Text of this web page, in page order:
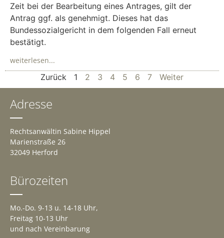
Zeit bei der Bearbeitung eines Antrages, gilt der
Antrag ggf. als genehmigt. Dieses hat das
Bundessozialgericht in dem folgenden Fall erneut
bestätigt.
weiterlesen...
Zurück 1 2 3 4 5 6 7 Weiter
Adresse
Rechtsanwältin Sabine Hippel
Marienstraße 26
32049 Herford
Bürozeiten
Mo.-Do. 9-13 u. 14-18 Uhr,
Freitag 10-13 Uhr
und nach Vereinbarung